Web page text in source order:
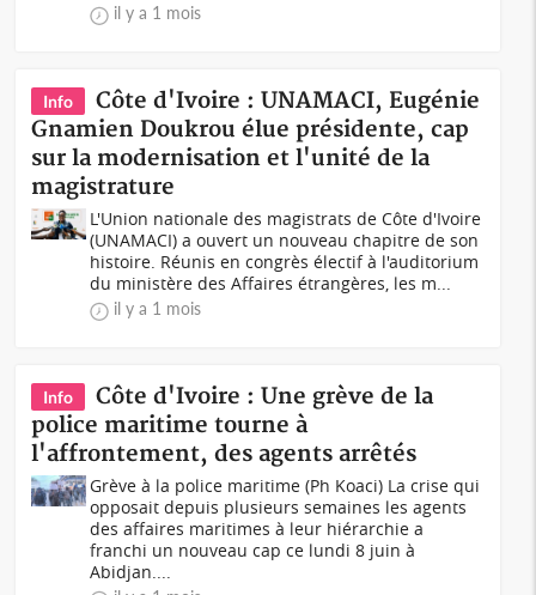
il y a 1 mois
Info
Côte d'Ivoire : UNAMACI, Eugénie
Gnamien Doukrou élue présidente, cap
sur la modernisation et l'unité de la
magistrature
L'Union nationale des magistrats de Côte d'Ivoire
(UNAMACI) a ouvert un nouveau chapitre de son
histoire. Réunis en congrès électif à l'auditorium
du ministère des Affaires étrangères, les m...
il y a 1 mois
Info
Côte d'Ivoire : Une grève de la
police maritime tourne à
l'affrontement, des agents arrêtés
Grève à la police maritime (Ph Koaci) La crise qui
opposait depuis plusieurs semaines les agents
des affaires maritimes à leur hiérarchie a
franchi un nouveau cap ce lundi 8 juin à
Abidjan....